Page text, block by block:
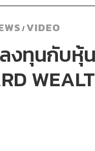
/ VIDEO
ทุนกับหุ้น